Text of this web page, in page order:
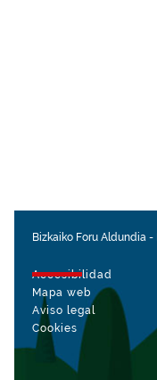
Bizkaiko Foru Aldundia -
Accesibilidad
Mapa web
Aviso legal
Cookies